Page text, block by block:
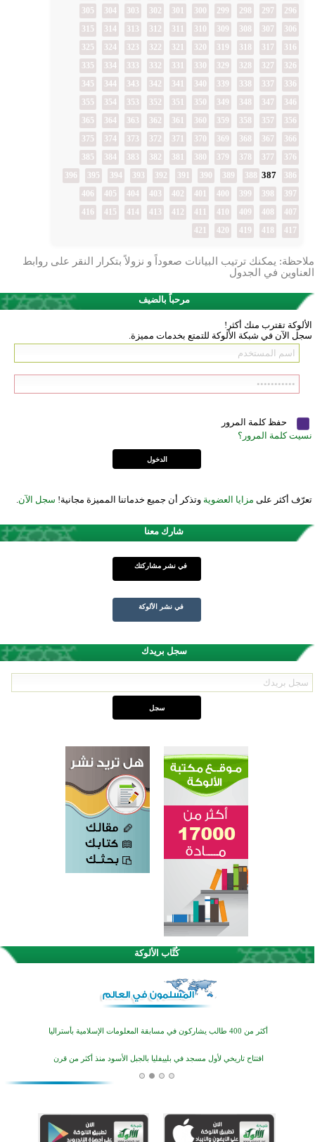
296
297
298
299
300
301
302
303
304
305
306
307
308
309
310
311
312
313
314
315
316
317
318
319
320
321
322
323
324
325
326
327
328
329
330
331
332
333
334
335
336
337
338
339
340
341
342
343
344
345
346
347
348
349
350
351
352
353
354
355
356
357
358
359
360
361
362
363
364
365
366
367
368
369
370
371
372
373
374
375
376
377
378
379
380
381
382
383
384
385
386
388
389
390
391
392
393
394
395
396
397
398
399
400
401
402
403
404
405
406
407
408
409
410
411
412
413
414
415
416
417
418
419
420
421
ملاحظة: يمكنك ترتيب البيانات صعوداً و نزولاً بتكرار النقر على روابط
العناوين في الجدول
مرحباً بالضيف
الألوكة تقترب منك أكثر!
سجل الآن في شبكة الألوكة للتمتع بخدمات مميزة.
حفظ كلمة المرور
نسيت كلمة المرور؟
تعرّف أكثر على مزايا العضوية وتذكر أن جميع خدماتنا المميزة مجانية! سجل الآن.
شارك معنا
في نشر مشاركتك
في نشر الألوكة
سجل بريدك
كُتَّاب الألوكة
اختتام الدورة التاسعة لمسابقة حفظ وتلاوة القرآن الكريم في أزناكاييف
تيسليتش تختتم برنامجا تعليميا لتعزيز القيم وبناء الشخصية للشباب المسلمين
اختتام منافسات قرآنية متميزة في بنغلاديش بمشاركة 3000 متسابق
افتتاح تاريخي لأول مسجد في بلييفليا بالجبل الأسود منذ أكثر من قرن
منطقة ريبوفسي تحتفل بميلاد مسجد جديد في أجواء إيمانية مميزة
القرآن والتربية في صدارة البرامج الصيفية للمسلمين في بينزا وساراتوف وموردوفيا هذا العام